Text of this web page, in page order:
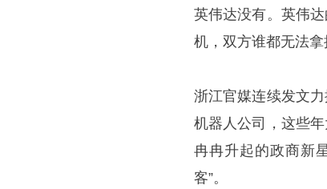
英伟达没有。英伟
机，双方谁都无法拿
浙江官媒连续发文
机器人公司，这些
冉冉升起的政商新
客”。